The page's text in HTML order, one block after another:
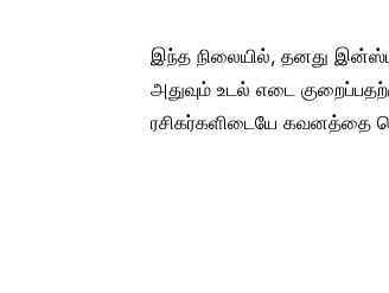
இந்த நிலையில், தனது
அதுவும் உடல் எடை
ரசிகர்களிடையே கவனத்தை